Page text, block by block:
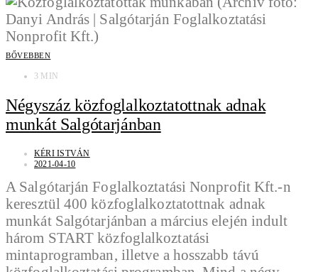
BŐVEBBEN
3 MIN
Négyszáz közfoglalkoztatottnak adnak
munkát Salgótarjánban
KÉRI ISTVÁN
2021-04-10
A Salgótarján Foglalkoztatási Nonprofit Kft.-n
keresztül 400 közfoglalkoztatottnak adnak
munkát Salgótarjánban a március elején indult
három START közfoglalkoztatási
mintaprogramban, illetve a hosszabb távú